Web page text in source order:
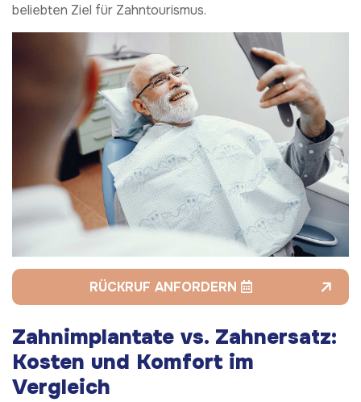
beliebten Ziel für Zahntourismus.
RÜCKRUF ANFORDERN
Zahnimplantate vs. Zahnersatz:
Kosten und Komfort im
Vergleich